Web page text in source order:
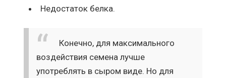
Недостаток белка.
Конечно, для максимального
воздействия семена лучше
употреблять в сыром виде. Но для